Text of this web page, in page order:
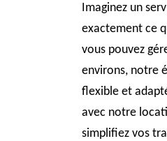
Imaginez un
exactement ce
vous pouvez
environs, notre
flexible et
avec notre
simplifiez vos